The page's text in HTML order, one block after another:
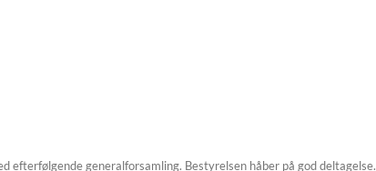
generalforsamling. Bestyrelsen håber på god deltagelse.